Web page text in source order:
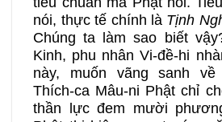
nói, thực tế chính là Tịnh
Chúng ta làm sao biết
Kinh, phu nhân Vi-đề-hi
này, muốn vãng sanh
Thích-ca Mâu-ni Phật chỉ
thần lực đem mười